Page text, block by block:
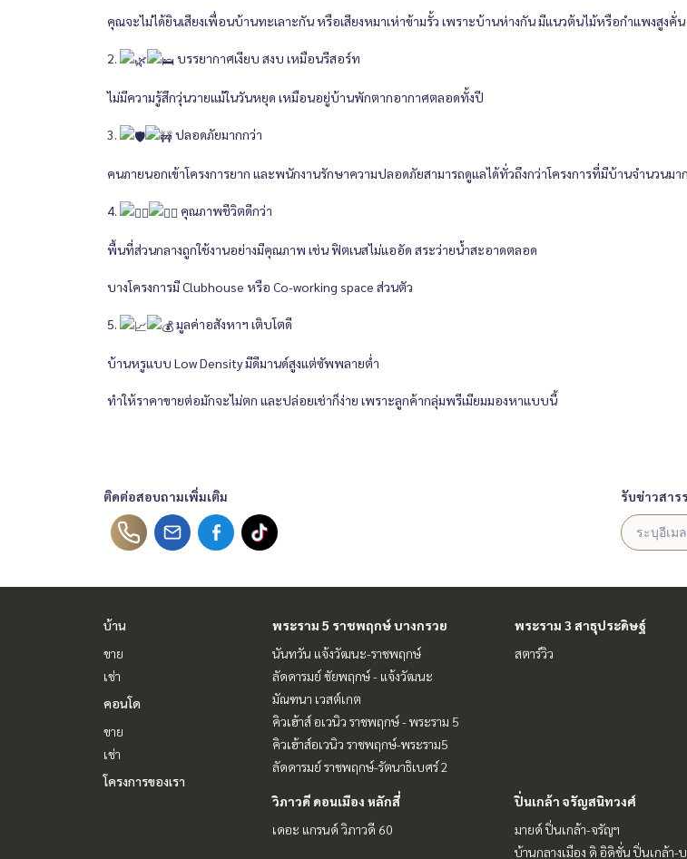
คุณจะไม่ได้ยินเสียงเพื่อนบ้านทะเลาะกัน หรือเสียงหมาเห่าข้ามรั้ว เพราะบ้านห่างกัน มีแนวต้นไม้หรือกำแพงสูงคั่น
2. บรรยากาศเงียบ สงบ เหมือนรีสอร์ท
ไม่มีความรู้สึกวุ่นวายแม้ในวันหยุด เหมือนอยู่บ้านพักตากอากาศตลอดทั้งปี
3. ปลอดภัยมากกว่า
คนภายนอกเข้าโครงการยาก และพนักงานรักษาความปลอดภัยสามารถดูแลได้ทั่วถึงกว่าโครงการที่มีบ้านจำนวนมาก
4. คุณภาพชีวิตดีกว่า
พื้นที่ส่วนกลางถูกใช้งานอย่างมีคุณภาพ เช่น ฟิตเนสไม่แออัด สระว่ายน้ำสะอาดตลอด
บางโครงการมี Clubhouse หรือ Co-working space ส่วนตัว
5. มูลค่าอสังหาฯ เติบโตดี
บ้านหรูแบบ Low Density มีดีมานด์สูงแต่ซัพพลายต่ำ
ทำให้ราคาขายต่อมักจะไม่ตก และปล่อยเช่าก็ง่าย เพราะลูกค้ากลุ่มพรีเมียมมองหาแบบนี้
ติดต่อสอบถามเพิ่มเติม รับข่าวสาร
บ้าน
ขาย
เช่า
คอนโด
ขาย
เช่า
โครงการของเรา
พระราม 5 ราชพฤกษ์ บางกรวย
นันทวัน แจ้งวัฒนะ-ราชพฤกษ์
ลัดดารมย์ ชัยพฤกษ์ - แจ้งวัฒนะ
มัณฑนา เวสต์เกต
คิวเฮ้าส์ อเวนิว ราชพฤกษ์ - พระราม 5
คิวเฮ้าส์อเวนิว ราชพฤกษ์-พระราม5
ลัดดารมย์ ราชพฤกษ์-รัตนาธิเบศร์ 2
พระราม 3 สาธุประดิษฐ์
สตาร์วิว
วิภาวดี ดอนเมือง หลักสี่
เดอะ แกรนด์ วิภาวดี 60
ปิ่นเกล้า จรัญสนิทวงศ์
มายด์ ปิ่นเกล้า-จรัญฯ
บ้านกลางเมือง ดิ อิดิชั่น ปิ่นเกล้า-